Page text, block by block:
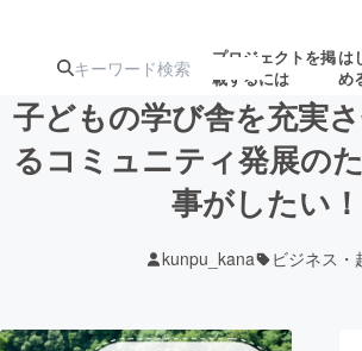
プロジェクトを掲
載するには
は
め
注目の新着プロ募集終了
子どもの学び舎を充実
るコミュニティ発展の
事がしたい！
kunpu_kana ビジネス・